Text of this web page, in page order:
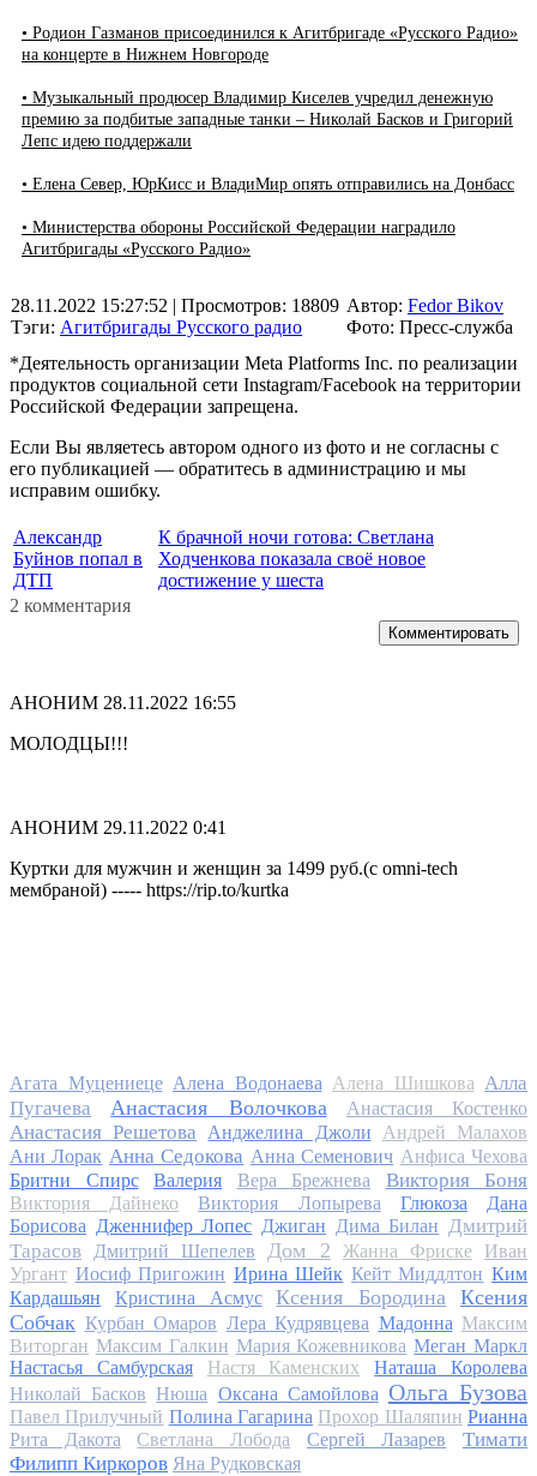
• Родион Газманов присоединился к Агитбригаде «Русского Радио»
на концерте в Нижнем Новгороде
• Музыкальный продюсер Владимир Киселев учредил денежную
премию за подбитые западные танки – Николай Басков и Григорий
Лепс идею поддержали
• Елена Север, ЮрКисс и ВладиМир опять отправились на Донбасс
• Министерства обороны Российской Федерации наградило
Агитбригады «Русского Радио»
28.11.2022 15:27:52 | Просмотров: 18809
Тэги: Агитбригады Русского радио
Автор: Fedor Bikov
Фото: Пресс-служба
*Деятельность организации Meta Platforms Inc. по реализации
продуктов социальной сети Instagram/Facebook на территории
Российской Федерации запрещена.
Если Вы являетесь автором одного из фото и не согласны с
его публикацией — обратитесь в администрацию и мы
исправим ошибку.
Александр
Буйнов попал в
ДТП
К брачной ночи готова: Светлана
Ходченкова показала своё новое
достижение у шеста
2 комментария
Комментировать
АНОНИМ 28.11.2022 16:55
МОЛОДЦЫ!!!
АНОНИМ 29.11.2022 0:41
Куртки для мужчин и женщин за 1499 руб.(с omni-tech
мембраной) ----- https://rip.to/kurtka
Агата Муцениеце Алена Водонаева Алена Шишкова Алла
Пугачева
Анастасия Волочкова Анастасия Костенко
Анастасия Решетова Анджелина Джоли
Андрей Малахов
Ани Лорак Анна Седокова Анна Семенович Анфиса Чехова
Бритни Спирс
Валерия Вера Брежнева Виктория Боня
Виктория Дайнеко Виктория Лопырева Глюкоза
Дана
Борисова Дженнифер Лопес Джиган Дима Билан Дмитрий
Тарасов
Дмитрий Шепелев Дом 2 Жанна Фриске
Иван
Ургант Иосиф Пригожин Ирина Шейк Кейт Миддлтон Ким
Кардашьян
Кристина Асмус Ксения Бородина
Ксения
Собчак Курбан Омаров Лера Кудрявцева Мадонна Максим
Виторган Максим Галкин Мария Кожевникова Меган Маркл
Настасья Самбурская
Настя Каменских
Наташа Королева
Николай Басков Нюша Оксана Самойлова Ольга Бузова
Павел Прилучный Полина Гагарина Прохор Шаляпин Рианна
Рита Дакота
Светлана Лобода Сергей Лазарев
Тимати
Филипп Киркоров Яна Рудковская